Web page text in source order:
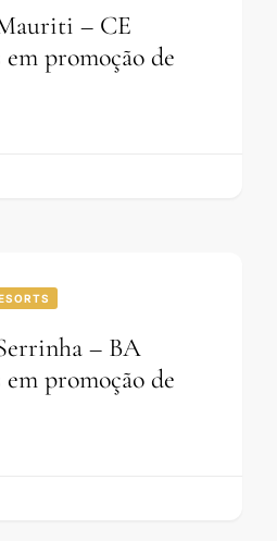
– CE
promoção de
– BA
promoção de